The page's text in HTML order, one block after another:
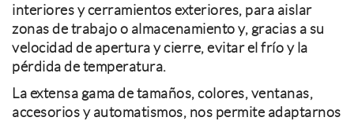
interiores y cerramientos exteriores, para aislar
zonas de trabajo o almacenamiento y, gracias a su
velocidad de apertura y cierre, evitar el frío y la
pérdida de temperatura.
La extensa gama de tamaños, colores, ventanas,
accesorios y automatismos, nos permite adaptarnos